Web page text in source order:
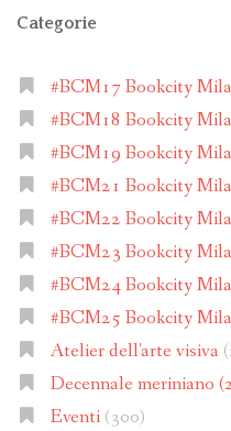
Categorie
#BCM17 Bookcity
#BCM18 Bookcity
#BCM19 Bookcity
#BCM21 Bookcity
#BCM22 Bookcity
#BCM23 Bookcity
#BCM24 Bookcity
#BCM25 Bookcity
Atelier dell'arte visiva
Decennale meriniano
Eventi(300)